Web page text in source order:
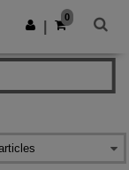
Obtenir l'appli
0